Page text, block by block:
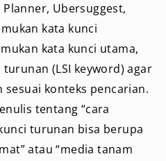
Ubersuggest,
kata kunci
kata kunci utama,
(LSI keyword) agar
konteks pencarian.
tentang “cara
turunan bisa berupa
atau “media tanam